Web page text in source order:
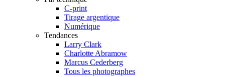
C-print
Tirage argentique
Numérique
Tendances
Larry Clark
Charlotte Abramow
Marcus Cederberg
Tous les photographes